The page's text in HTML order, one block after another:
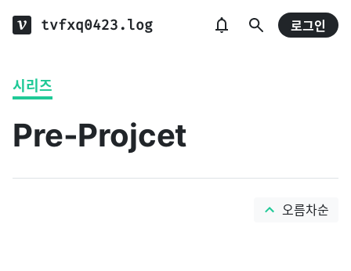
tvfxq0423.log 로그인
시리즈
Pre-Projcet
오름차순